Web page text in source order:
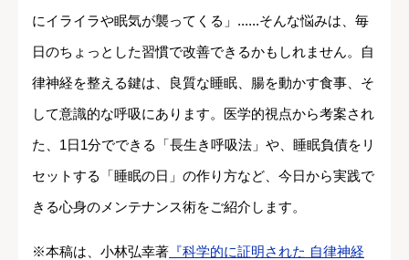
にイライラや眠気が襲ってくる」......そんな悩みは、毎
日のちょっとした習慣で改善できるかもしれません。自
律神経を整える鍵は、良質な睡眠、腸を動かす食事、そ
して意識的な呼吸にあります。医学的視点から考案され
た、1日1分でできる「長生き呼吸法」や、睡眠負債をリ
セットする「睡眠の日」の作り方など、今日から実践で
きる心身のメンテナンス術をご紹介します。
※本稿は、小林弘幸著 『科学的に証明された 自律神経